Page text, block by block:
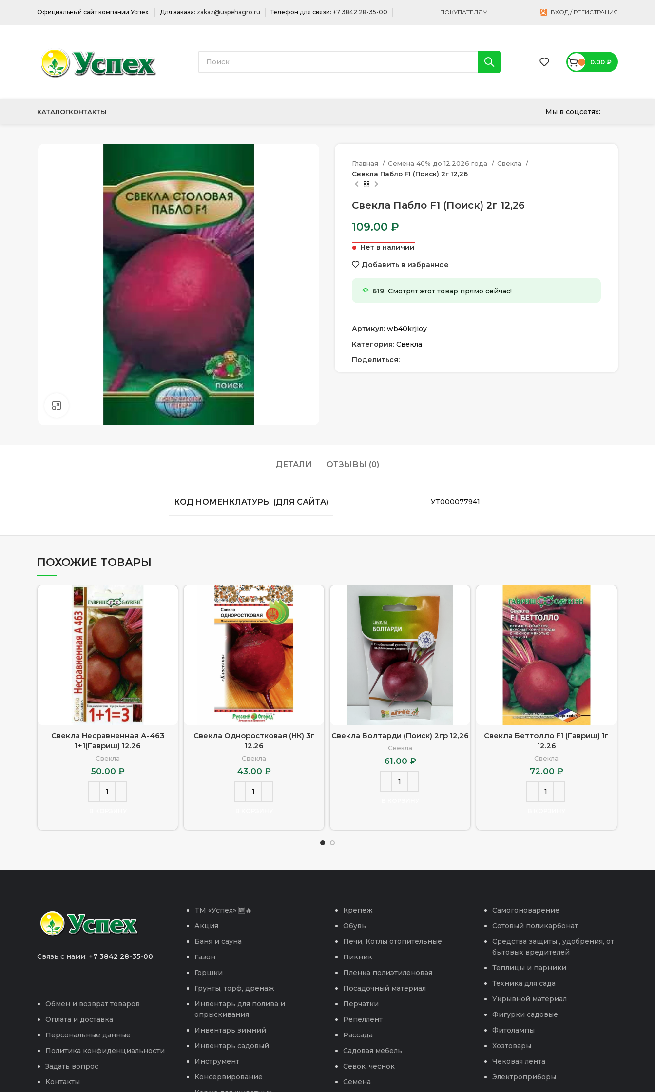
Официальный сайт компании Успех. Для заказа: zakaz@uspehagro.ru Телефон для связи: +7 3842 28-35-00 ПОКУПАТЕЛЯМ ВХОД / РЕГИСТРАЦИЯ
0.00 ₽
КАТАЛОГКОНТАКТЫ Мы в соцсетях:
Нажмите, чтобы увеличить
Главная Семена 40% до 12.2026 года
Свекла
Свекла Пабло F1 (Поиск) 2г 12,26
Свекла Пабло F1 (Поиск) 2г 12,26
109.00 ₽
Нет в наличии
Добавить в избранное
619 Смотрят этот товар прямо сейчас!
Артикул: wb40krjioy
Категория: Свекла
Поделиться:
ДЕТАЛИ ОТЗЫВЫ (0)
КОД НОМЕНКЛАТУРЫ (ДЛЯ САЙТА) УТ000077941
ПОХОЖИЕ ТОВАРЫ
Свекла Несравненная А-463
1+1(Гавриш) 12.26
Свекла
50.00 ₽
Свекла Одноростковая (НК) 3г
12.26
Свекла
43.00 ₽
Свекла Болтарди (Поиск) 2гр 12,26
Свекла
61.00 ₽
Свекла Беттолло F1 (Гавриш) 1г
12.26
Свекла
72.00 ₽
Связь с нами: +7 3842 28-35-00
Обмен и возврат товаров
Оплата и доставка
Персональные данные
Политика конфиденциальности
Задать вопрос
Контакты
TM «Успех» 🆕🔥
Акция
Баня и сауна
Газон
Горшки
Грунты, торф, дренаж
Инвентарь для полива и
опрыскивания
Инвентарь зимний
Инвентарь садовый
Инструмент
Консервирование
Крепеж
Обувь
Печи, Котлы отопительные
Пикник
Пленка полиэтиленовая
Посадочный материал
Перчатки
Репеллент
Рассада
Садовая мебель
Севок, чеснок
Семена
Самогоноварение
Сотовый поликарбонат
Средства защиты , удобрения, от
бытовых вредителей
Теплицы и парники
Техника для сада
Укрывной материал
Фигурки садовые
Фитолампы
Хозтовары
Чековая лента
Электроприборы